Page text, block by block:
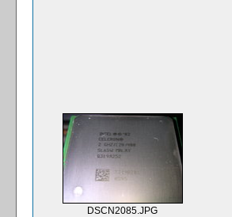
DSCN2085.JPG